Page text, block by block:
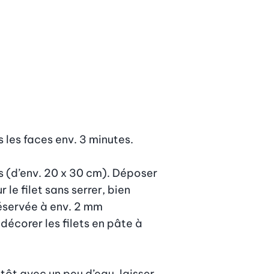
faces env. 3 minutes.
20 x 30 cm). Déposer
le filet sans serrer, bien
à env. 2 mm
les filets en pâte à